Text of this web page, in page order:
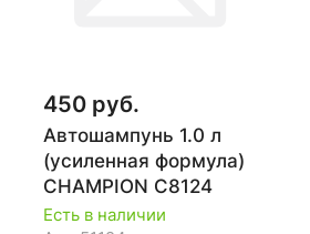
450 руб.
Автошампунь 1.0 л
(усиленная формула)
CHAMPION C8124
Есть в наличии